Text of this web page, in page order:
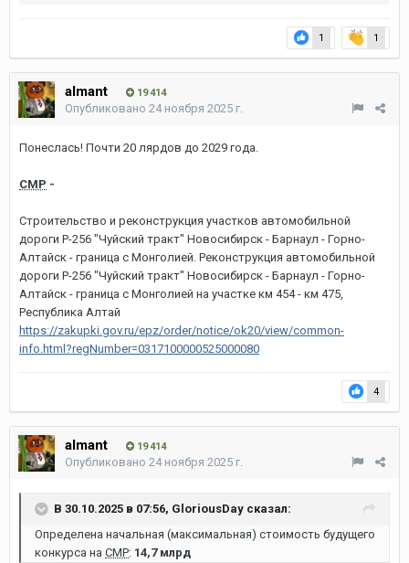
1 1
almant 19 414
Опубликовано 24 ноября 2025 г.
Понеслась! Почти 20 лярдов до 2029 года.
СМР -
Строительство и реконструкция участков автомобильной
дороги Р-256 "Чуйский тракт" Новосибирск - Барнаул - Горно-
Алтайск - граница с Монголией. Реконструкция автомобильной
дороги Р-256 "Чуйский тракт" Новосибирск - Барнаул - Горно-
Алтайск - граница с Монголией на участке км 454 - км 475,
Республика Алтай
https://zakupki.gov.ru/epz/order/notice/ok20/view/common-
info.html?regNumber=0317100000525000080
4
almant 19 414
Опубликовано 24 ноября 2025 г.
В 30.10.2025 в 07:56, GloriousDay сказал:
Определена начальная (максимальная) стоимость будущего
конкурса на СМР: 14,7 млрд